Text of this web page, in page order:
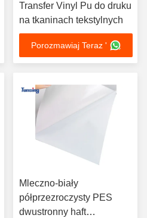
Transfer Vinyl Pu do druku
na tkaninach tekstylnych
Porozmawiaj Teraz '
Mleczno-biały
półprzezroczysty PES
dwustronny haft